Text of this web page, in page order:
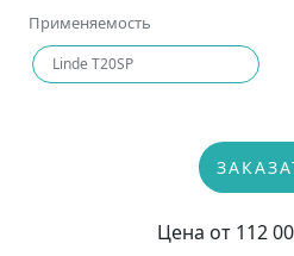
Применяемость
Linde T20SP
Цена от 112